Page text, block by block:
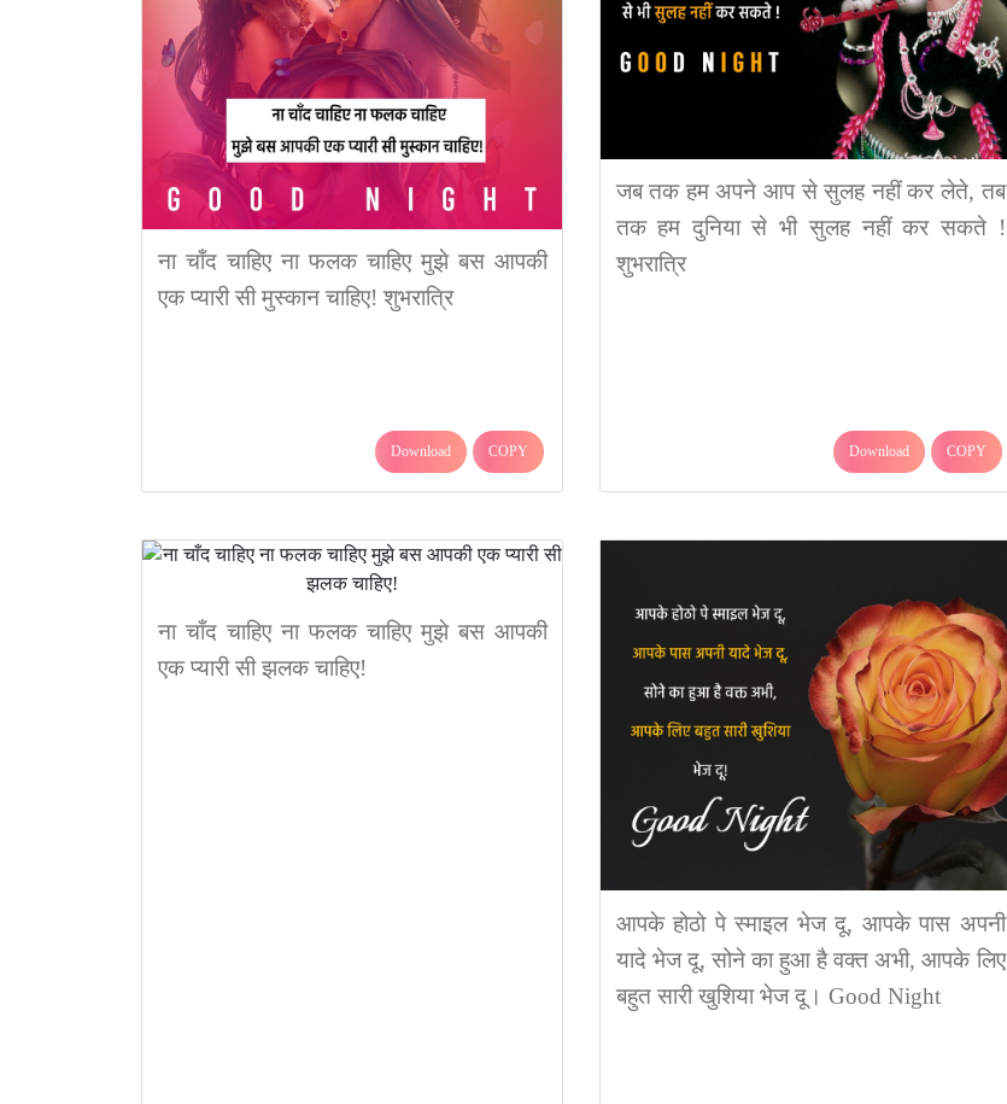
ना चाँद चाहिए ना फलक चाहिए मुझे बस आपकी
एक प्यारी सी मुस्कान चाहिए! शुभरात्रि
Download COPY
जब तक हम अपने आप से सुलह नहीं कर लेते, तब
तक हम दुनिया से भी सुलह नहीं कर सकते !
शुभरात्रि
Download COPY
ना चाँद चाहिए ना फलक चाहिए मुझे बस आपकी
एक प्यारी सी झलक चाहिए!
आपके होठो पे स्माइल भेज दू, आपके पास अपनी
यादे भेज दू, सोने का हुआ है वक्त अभी, आपके लिए
बहुत सारी खुशिया भेज दू। Good Night